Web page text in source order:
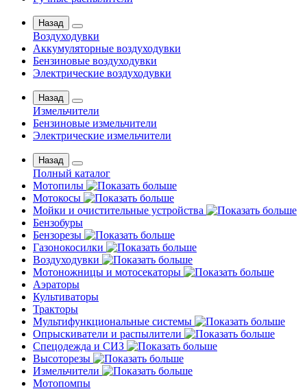
Назад
Воздуходувки
Аккумуляторные воздуходувки
Бензиновые воздуходувки
Электрические воздуходувки
Назад
Измельчители
Бензиновые измельчители
Электрические измельчители
Назад
Полный каталог
Мотопилы
Мотокосы
Мойки и очистительные устройства
Бензобуры
Бензорезы
Газонокосилки
Воздуходувки
Мотоножницы и мотосекаторы
Аэраторы
Культиваторы
Тракторы
Мультифункциональные системы
Опрыскиватели и распылители
Спецодежда и СИЗ
Высоторезы
Измельчители
Мотопомпы